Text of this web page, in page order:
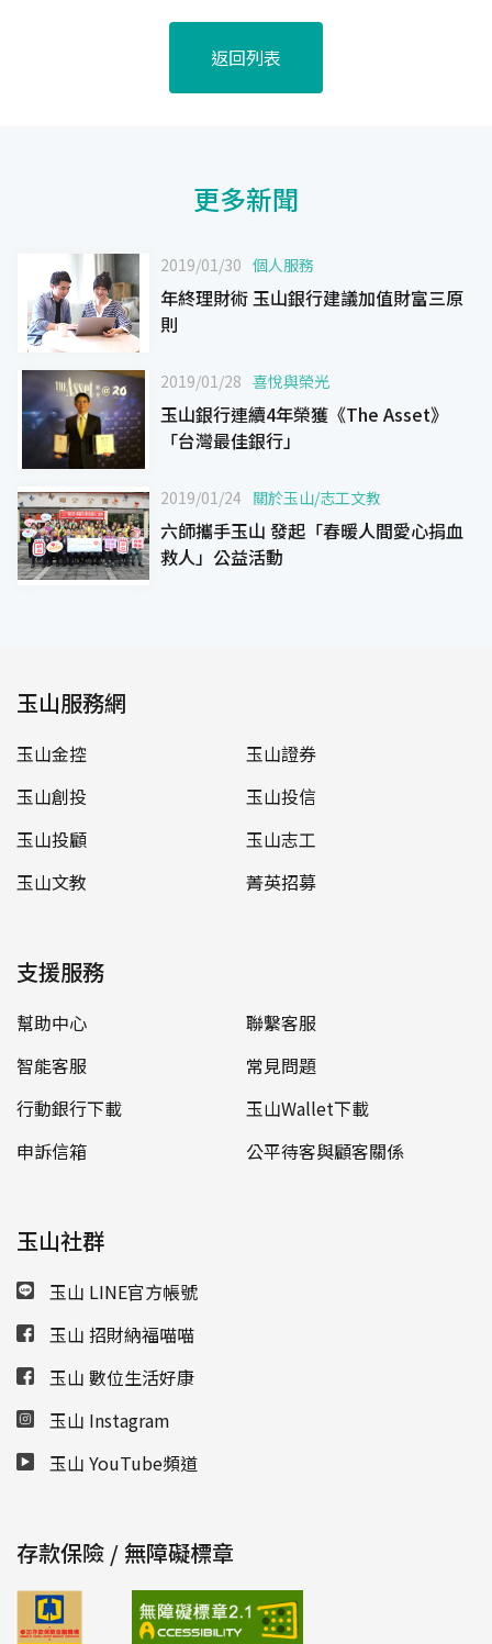
返回列表
更多新聞
2019/01/30 個人服務
年終理財術 玉山銀行建議加值財富三原
則
2019/01/28 喜悅與榮光
玉山銀行連續4年榮獲《The Asset》
「台灣最佳銀行」
2019/01/24 關於玉山/志工文教
六師攜手玉山 發起「春暖人間愛心捐血
救人」公益活動
玉山服務網
玉山金控
玉山證券
玉山創投
玉山投信
玉山投顧
玉山志工
玉山文教
菁英招募
支援服務
幫助中心
聯繫客服
智能客服
常見問題
行動銀行下載
玉山Wallet下載
申訴信箱
公平待客與顧客關係
玉山社群
玉山 LINE官方帳號
玉山 招財納福喵喵
玉山 數位生活好康
玉山 Instagram
玉山 YouTube頻道
存款保險 / 無障礙標章